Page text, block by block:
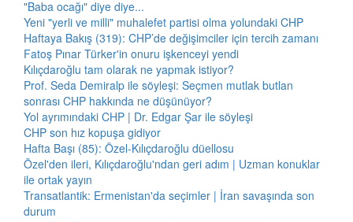
"Baba ocağı" diye diye...
Yeni "yerli ve milli" muhalefet partisi olma yolundaki CHP
Haftaya Bakış (319): CHP’de değişimciler için tercih zamanı
Fatoş Pınar Türker'in onuru işkenceyi yendi
Kılıçdaroğlu tam olarak ne yapmak istiyor?
Prof. Seda Demiralp ile söyleşi: Seçmen mutlak butlan
sonrası CHP hakkında ne düşünüyor?
Yol ayrımındaki CHP | Dr. Edgar Şar ile söyleşi
CHP son hız kopuşa gidiyor
Hafta Başı (85): Özel-Kılıçdaroğlu düellosu
Özel'den ileri, Kılıçdaroğlu'ndan geri adım | Uzman konuklar
ile ortak yayın
Transatlantik: Ermenistan'da seçimler | İran savaşında son
durum